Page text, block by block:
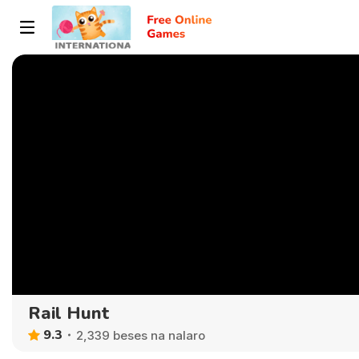
Rail Hunt
9.3 2,339 beses na nalaro